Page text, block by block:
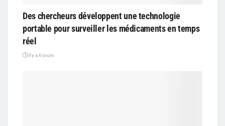
Des chercheurs développent une technologie
portable pour surveiller les médicaments en temps
réel
il y a 6 jours